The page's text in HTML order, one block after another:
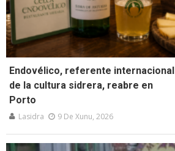
Endovélico, referente internacional
de la cultura sidrera, reabre en
Porto
Lasidra 9 De Xunu, 2026